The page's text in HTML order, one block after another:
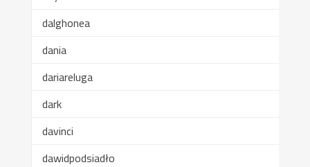
dalghonea
dania
dariareluga
dark
davinci
dawidpodsiadło